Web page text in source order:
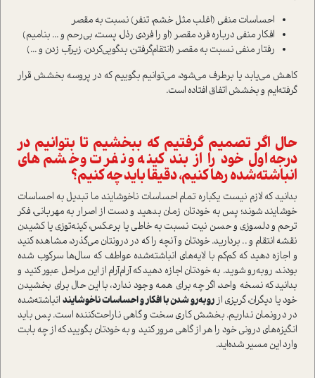
احساسات منفی (اغلب مثل خشم، تنفر) نسبت به مقصر
افکار منفی درباره فرد مقصر (او را فردی رذل، پست، بی‌رحم و ... بنامیم)
رفتار منفی نسبت به مقصر (‌انتقام‌گرفتن، بدگویی‌کردن، زیرآب زدن و ...)
کاهش می‌یابد یا برطرف می‌شود، می‌توانیم بگوییم که در پروسه بخشش قرار
گرفته‌ایم و بخشش اتفاق افتاده است.
حال اگر تصمیم گرفتیم که ببخشیم تا بتوانیم در
درجه اول خود را از بند کینه و نفرت و خشم‌های
انباشته‌شده رها کنیم، دقیقا باید چه کنیم؟
بدانید که لازم نیست یکباره تمام احساسات ناخوشایند ما تبدیل به احساسات
خوشایند شوند؛ پس به خودتان زمان بدهید و دست از اصرار به مهربانی، فکر
ترحم و دلسوزی و حسن نیت نسبت به خاطی یا برعکس، کینه‌توزی یا کشیدن
نقشه انتقام و .. بردارید. خودتان و آنچه را که در درونتان می‌گذرد، مشاهده کنید
و اجازه دهید که کم‌کم با لایه‌های انباشته‌شده عواطف که سال‌ها سرکوب شده
بودند، روبه‌رو شوید. به خودتان اجازه دهید که آرام‌آرام از این مراحل عبور کنید و
بدانید که نسخه واحد، اگر چه برای همه وجود ندارد، با این حال برای بخشیدن
خود یا دیگران، گریزی ازروبه‌رو شدن با افکار و احساسات ناخوشایند انباشته‌شده
در درونمان نداریم. بخشش کاری سخت و گاهی ناراحت‌کننده است. پس باید
انگیزه‌های درونی خود را هر از گاهی مرور کنید و به خودتان بگویید که از چه بابت
وارد این مسیر شده‌اید.